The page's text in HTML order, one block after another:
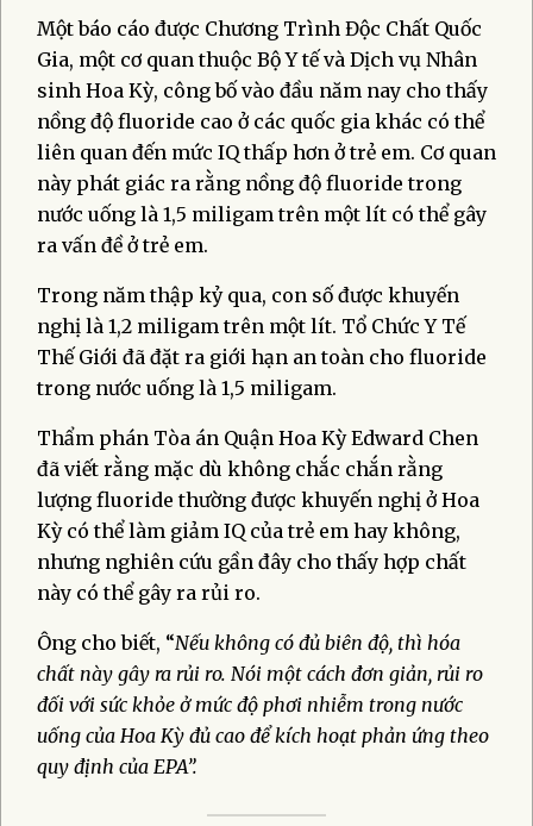
Một báo cáo được Chương Trình Độc Chất Quốc
Gia, một cơ quan thuộc Bộ Y tế và Dịch vụ Nhân
sinh Hoa Kỳ, công bố vào đầu năm nay cho thấy
nồng độ fluoride cao ở các quốc gia khác có thể
liên quan đến mức IQ thấp hơn ở trẻ em. Cơ quan
này phát giác ra rằng nồng độ fluoride trong
nước uống là 1,5 miligam trên một lít có thể gây
ra vấn đề ở trẻ em.
Trong năm thập kỷ qua, con số được khuyến
nghị là 1,2 miligam trên một lít. Tổ Chức Y Tế
Thế Giới đã đặt ra giới hạn an toàn cho fluoride
trong nước uống là 1,5 miligam.
Thẩm phán Tòa án Quận Hoa Kỳ Edward Chen
đã viết rằng mặc dù không chắc chắn rằng
lượng fluoride thường được khuyến nghị ở Hoa
Kỳ có thể làm giảm IQ của trẻ em hay không,
nhưng nghiên cứu gần đây cho thấy hợp chất
này có thể gây ra rủi ro.
Ông cho biết, “Nếu không có đủ biên độ, thì hóa
chất này gây ra rủi ro. Nói một cách đơn giản, rủi ro
đối với sức khỏe ở mức độ phơi nhiễm trong nước
uống của Hoa Kỳ đủ cao để kích hoạt phản ứng theo
quy định của EPA”.